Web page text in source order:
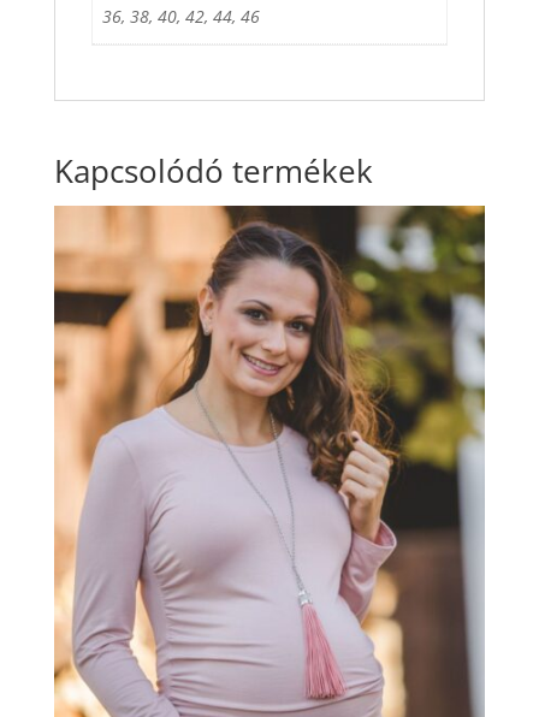
36, 38, 40, 42, 44, 46
Kapcsolódó termékek